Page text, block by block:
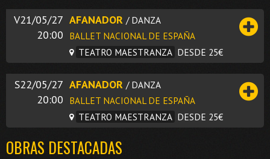
V21/05/27
20:00
AFANADOR / DANZA
BALLET NACIONAL DE ESPAÑA
TEATRO MAESTRANZA DESDE 25€
S22/05/27
20:00
AFANADOR / DANZA
BALLET NACIONAL DE ESPAÑA
TEATRO MAESTRANZA DESDE 25€
OBRAS DESTACADAS